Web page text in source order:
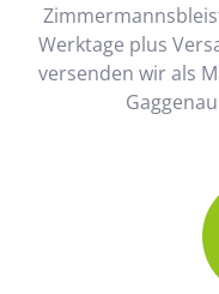
Werktage plus
versenden wir als